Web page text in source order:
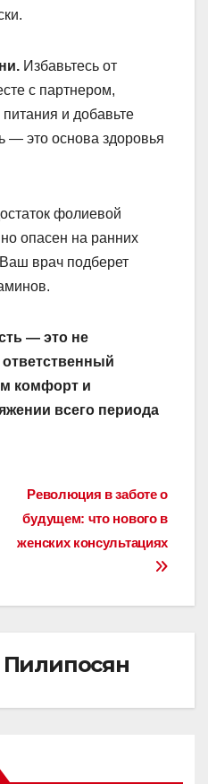
Избавьтесь от
с партнером,
и добавьте
— это основа здоровья
фолиевой
опасен на ранних
врач подберет
— это не
комфорт и
всего периода
Революция в заботе о
будущем: что нового в
женских консультациях